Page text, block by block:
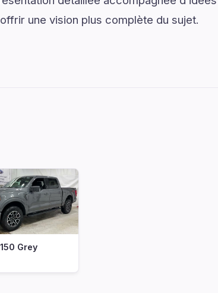
une vision plus complète du sujet.
Grey